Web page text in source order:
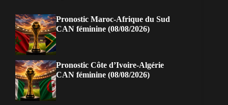
Pronostic Maroc-Afrique du Sud
CAN féminine (08/08/2026)
Pronostic Côte d’Ivoire-Algérie
CAN féminine (08/08/2026)